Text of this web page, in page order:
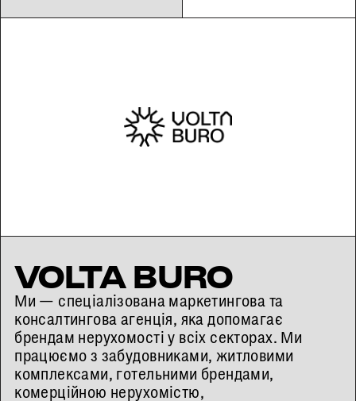
VOLTA BURO
Ми — спеціалізована маркетингова та
консалтингова агенція, яка допомагає
брендам нерухомості у всіх секторах. Ми
працюємо з забудовниками, житловими
комплексами, готельними брендами,
комерційною нерухомістю,